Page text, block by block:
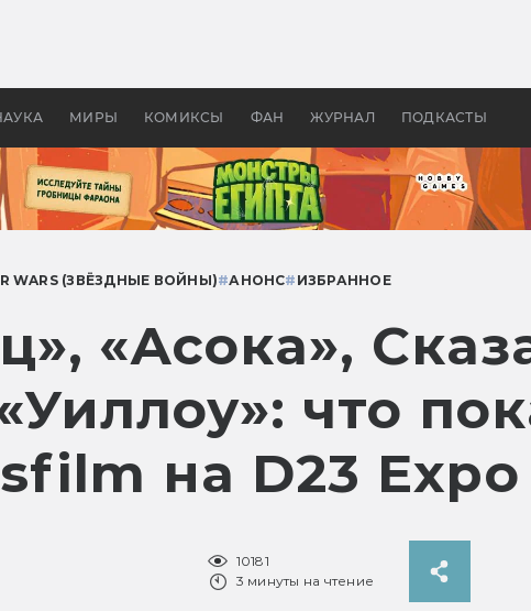
МИРЫ КОМИКСЫ ФАН ЖУРНАЛ ПОДКАСТЫ
в России —
бы «Властелина колец»
WARS (ЗВЁЗДНЫЕ ВОЙНЫ)#АНОНС# ИЗБРАННОЕ
«Асока»,
что
на D23 Expo
10181
3 минуты на чтение